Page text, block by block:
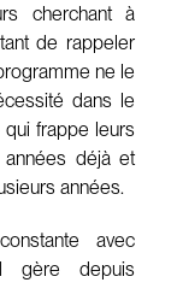
cherchant à
de rappeler
ne le
dans le
frappe leurs
années déjà et
années.
avec
gère depuis